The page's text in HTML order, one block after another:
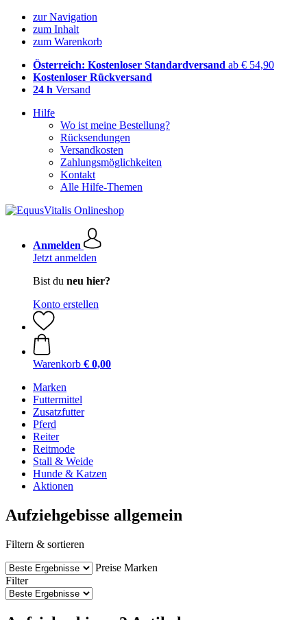
zur Navigation
zum Inhalt
zum Warenkorb
Österreich: Kostenloser Standardversand ab € 54,90
Kostenloser Rückversand
24 h Versand
Hilfe
Wo ist meine Bestellung?
Rücksendungen
Versandkosten
Zahlungsmöglichkeiten
Kontakt
Alle Hilfe-Themen
Anmelden
Jetzt anmelden
Bist du neu hier?
Konto erstellen
Warenkorb € 0,00
Marken
Futtermittel
Zusatzfutter
Pferd
Reiter
Reitmode
Stall & Weide
Hunde & Katzen
Aktionen
Aufziehgebisse allgemein
Filtern & sortieren
Preise Marken
Filter